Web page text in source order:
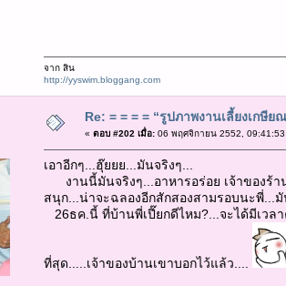
จาก สิน
http://yyswim.bloggang.com
Re: = = = = “รูปภาพงานเลี้ยงเกษี
« ตอบ #202 เมื่อ:06 พฤศจิกายน 2552, 09:41:53
เอาอีกๆ...ฮุ๊ยยย...มันจริงๆ...
งานนี้มันจริงๆ...อาหารอร่อย เจ้าของร้า
สนุก...น่าจะฉลองอีกสักสองสามรอบนะพี่...
26ธค.นี้ ที่บ้านพี่เปี๊ยกดีไหม?...จะได้มีเวล
ที่สุด.....เจ้าของบ้านเขาบอกไว้แล้ว....